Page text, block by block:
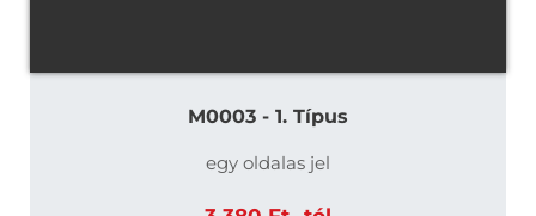
M0003 - 1. Típus
egy oldalas jel